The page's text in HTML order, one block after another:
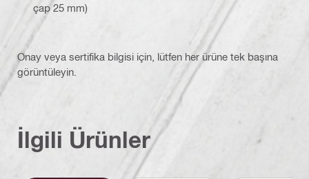
çap 25 mm)
Onay veya sertifika bilgisi için, lütfen her ürüne tek başına
görüntüleyin.
İlgili Ürünler